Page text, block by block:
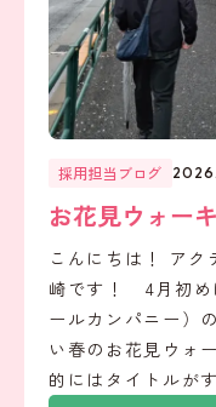
採用担当ブログ
お花見ウォー
こんにちは！ ア
崎です！ 4月初め
ールカンパニー）
い春のお花見ウォ
的にはタイトルが